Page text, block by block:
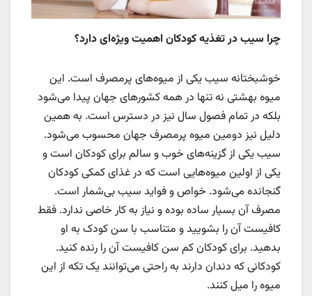
چرا سیب در تغذیه کودکان اهمیت ویژه‌ای دارد؟
خوشبختانه سیب یکی از میوه‌های پرمصرف است. این
میوه بهشتی نه تنها در همه کشورهای جهان پیدا می‌شود
بلکه در تمام فصول سال نیز در دسترس است. به همین
دلیل نیز دومین میوه پرمصرف جهان محسوب می‌شود.
سیب یکی از گزینه‌های خوب و سالم برای کودکان است و
یکی از اولین میوه‌هایی است که در غذای کمکی کودکان
گنجانده می‌شود. خواص و فواید سیب بی‌شمار است.
مصرف آن بسیار ساده بوده و نیاز به کار خاصی ندارد. فقط
کافیست آن را بشویید و متناسب با سن کودک به او
بدهید. برای کودکان کم سن کافیست آن را رنده کنید.
کودکانی که دندان دارند به راحتی می‌توانند یک تکه از این
میوه را میل کنند.